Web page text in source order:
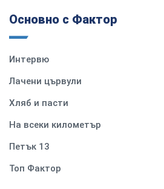
Основно с Фактор
Интервю
Лачени цървули
Хляб и пасти
На всеки километър
Петък 13
Топ Фактор